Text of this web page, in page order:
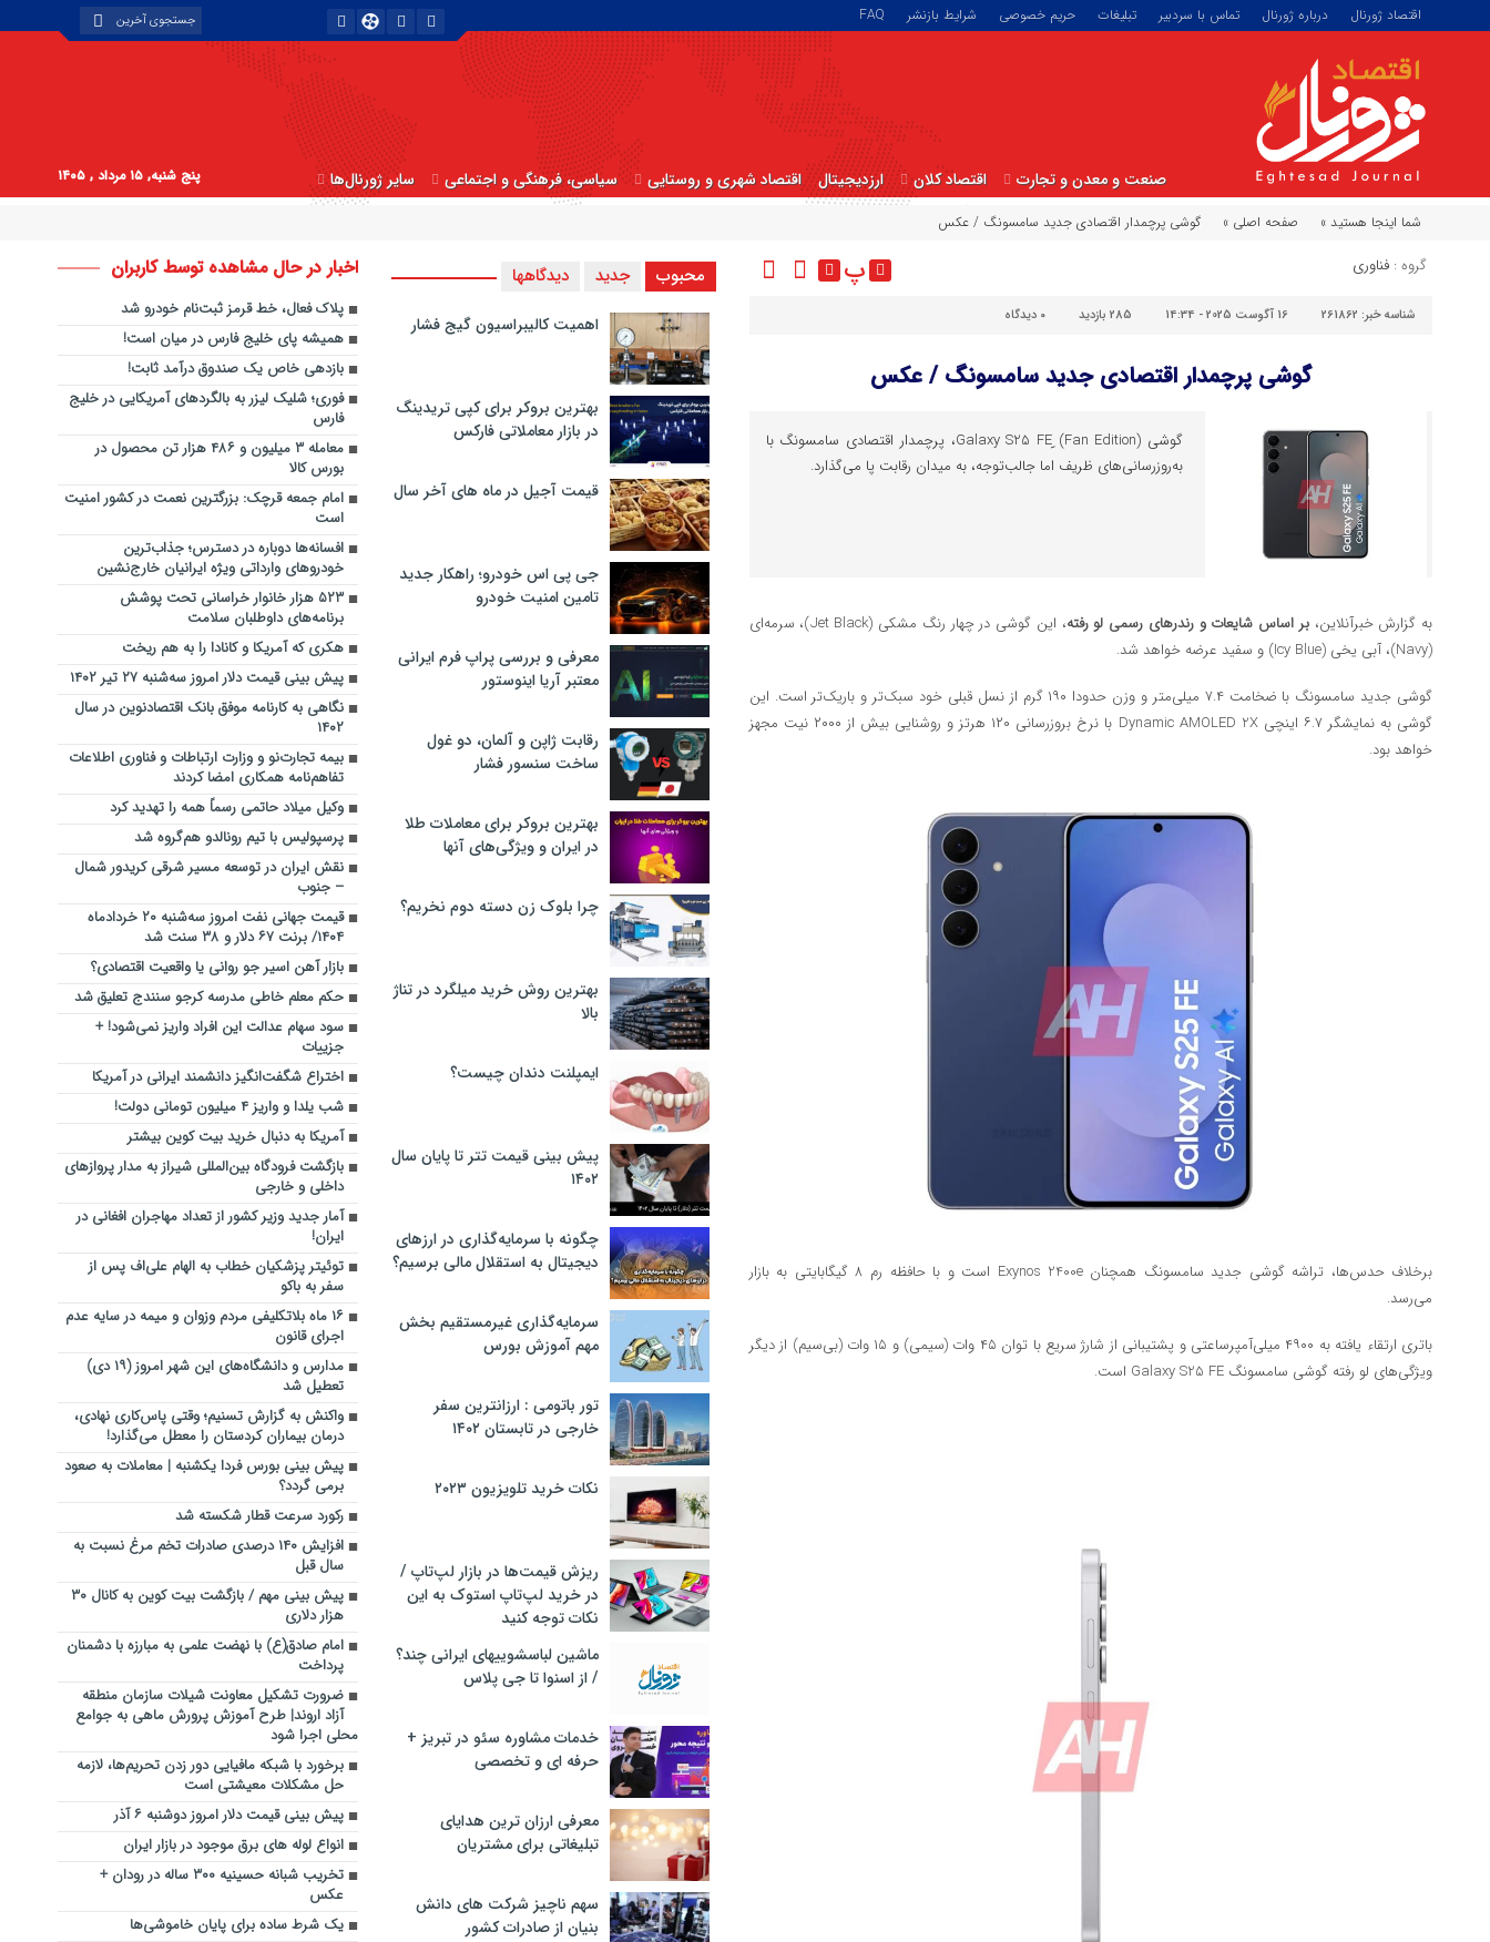
اقتصاد ژورنال درباره ژورنال تماس با سردبیر تبلیغات حریم خصوصی شرایط بازنشر FAQ
صنعت و معدن و تجارت اقتصاد کلان ارزدیجیتال اقتصاد شهری و روستایی سیاسی، فرهنگی و اجتماعی سایر ژورنال‌ها پنج شنبه, ۱۵ مرداد , ۱۴۰۵
شما اینجا هستید » صفحه اصلی » گوشی پرچمدار اقتصادی جدید سامسونگ / عکس
گروه : فناوری پ
شناسه خبر: 261862 16 آگوست 2025 - 14:34 285 بازدید ۰ دیدگاه
گوشی پرچمدار اقتصادی جدید سامسونگ / عکس
گوشی (Fan Edition) Galaxy S25 FEِِ، پرچمدار اقتصادی‌ سامسونگ با
به‌روزرسانی‌های ظریف اما جالب‌توجه، به میدان رقابت پا می‌گذارد.
به گزارش خبرآنلاین، بر اساس شایعات و رندرهای رسمی لو رفته
، این گوشی در چهار رنگ مشکی (Jet Black)، سرمه‌ای
(Navy)، آبی یخی (Icy Blue) و سفید عرضه خواهد شد.
گوشی جدید سامسونگ با ضخامت ۷.۴ میلی‌متر و وزن حدودا ۱۹۰ گرم از نسل قبلی خود سبک‌تر و باریک‌تر است. این
گوشی به نمایشگر ۶.۷ اینچی Dynamic AMOLED 2X با نرخ بروزرسانی ۱۲۰ هرتز و روشنایی بیش از ۲۰۰۰ نیت مجهز
خواهد بود.
برخلاف حدس‌ها، تراشه گوشی جدید سامسونگ همچنان Exynos 2400e است و با حافظه رم ۸ گیگابایتی به بازار
می‌رسد.
باتری ارتقاء یافته به ۴۹۰۰ میلی‌آمپرساعتی و پشتیبانی از شارژ سریع با توان ۴۵ وات (سیمی) و ۱۵ وات (بی‌سیم) از دیگر
ویژگی‌های لو رفته گوشی سامسونگ Galaxy S25 FE است.
محبوب جدید دیدگاهها
اهمیت کالیبراسیون گیج فشار
بهترین بروکر برای کپی‌ تریدینگ
در بازار معاملاتی فارکس
قیمت آجیل در ماه های آخر سال
جی پی اس خودرو؛ راهکار جدید
تامین امنیت خودرو
معرفی و بررسی پراپ فرم ایرانی
معتبر آریا اینوستور
رقابت ژاپن و آلمان، دو غول
ساخت سنسور فشار
بهترین بروکر برای معاملات طلا
در ایران و ویژگی‌های آنها
چرا بلوک زن دسته دوم نخریم؟
بهترین روش خرید میلگرد در تناژ
بالا
ایمپلنت دندان چیست؟
پیش بینی قیمت تتر تا پایان سال
۱۴۰۲
چگونه با سرمایه‌گذاری در ارزهای
دیجیتال به استقلال مالی برسیم؟
سرمایه‌گذاری غیرمستقیم بخش
مهم آموزش بورس
تور باتومی : ارزانترین سفر
خارجی در تابستان ۱۴۰۲
نکات خرید تلویزیون ۲۰۲۳
ریزش قیمت‌ها در بازار لپ‌تاپ /
در خرید لپ‌تاپ استوک به این
نکات توجه کنید
ماشین لباسشویی‎های ایرانی چند؟
/ از اسنوا تا جی پلاس
خدمات مشاوره سئو در تبریز +
حرفه ای و تخصصی
معرفی ارزان ترین هدایای
تبلیغاتی برای مشتریان
سهم ناچیز شرکت های دانش
بنیان از صادرات کشور
اخبار در حال مشاهده توسط کاربران
​پلاک فعال، خط قرمز ثبت‌نام خودرو شد
همیشه پای خلیج فارس در میان است!
بازدهی خاص یک صندوق درآمد ثابت!
فوری؛ شلیک لیزر به بالگردهای آمریکایی در خلیج
فارس
معامله ۳ میلیون و ۴۸۶ هزار تن محصول در
بورس کالا
امام جمعه قرچک: بزرگترین نعمت در کشور امنیت
است
افسانه‌ها دوباره در دسترس؛ جذاب‌ترین
خودروهای وارداتی ویژه ایرانیان خارج‌نشین
۵۲۳ هزار خانوار خراسانی تحت پوشش
برنامه‌های داوطلبان سلامت
هکری که آمریکا و کانادا را به هم ریخت
پیش بینی قیمت دلار امروز سه‌شنبه ۲۷ تیر ۱۴۰۲
نگاهی به کارنامه موفق بانک اقتصادنوین در سال
۱۴۰۲
بیمه تجارت‌نو و وزارت ارتباطات و فناوری اطلاعات
تفاهم‌نامه همکاری امضا کردند
وکیل میلاد حاتمی رسماً همه را تهدید کرد
پرسپولیس با تیم رونالدو هم‌گروه شد
نقش ایران در توسعه مسیر شرقی کریدور شمال
– جنوب
قیمت جهانی نفت امروز سه‌شنبه ۲۰ خردادماه
۱۴۰۴/ برنت ۶۷ دلار و ۳۸ سنت شد
بازار آهن اسیر جو روانی یا واقعیت اقتصادی؟
حکم معلم‌ خاطی مدرسه کرجو سنندج تعلیق شد
سود سهام عدالت این افراد واریز نمی‌شود! +
جزییات
اختراع شگفت‌انگیز دانشمند ایرانی در آمریکا
شب یلدا و واریز ۴ میلیون تومانی دولت!
آمریکا به دنبال خرید بیت‌ کوین بیشتر
بازگشت فرودگاه بین‌المللی شیراز به مدار پروازهای
داخلی و خارجی
آمار جدید وزیر کشور از تعداد مهاجران افغانی در
ایران!
توئیتر پزشکیان خطاب به الهام علی‌اف پس از
سفر به باکو
۱۶ ماه بلاتکلیفی مردم وزوان و میمه در سایه عدم
اجرای قانون
مدارس و دانشگاه‌های این شهر امروز (۱۹ دی)
تعطیل شد
واکنش به گزارش تسنیم؛ وقتی پاس‌کاری نهادی،
درمان بیماران کردستان را معطل می‌گذارد!
پیش بینی بورس فردا یکشنبه | معاملات به صعود
برمی گردد؟
رکورد سرعت قطار شکسته شد
افزایش ۱۴۰ درصدی صادرات تخم مرغ نسبت به
سال قبل
پیش بینی مهم / بازگشت بیت کوین به کانال ۳۰
هزار دلاری
امام صادق(ع) با نهضت علمی به مبارزه با دشمنان
پرداخت
ضرورت تشکیل معاونت شیلات سازمان منطقه
آزاد اروند| طرح آموزش پرورش ماهی به جوامع
محلی اجرا شود
برخورد با شبکه مافیایی دور زدن تحریم‌ها، لازمه
حل مشکلات معیشتی است
پیش بینی قیمت دلار امروز دوشنبه ۶ آذر
انواع لوله های برق موجود در بازار ایران
تخریب شبانه حسینیه ۳۰۰ ساله در رودان +
عکس
یک شرط ساده برای پایان خاموشی‌ها